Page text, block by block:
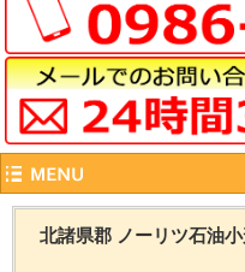
北諸県郡 ノーリツ石油